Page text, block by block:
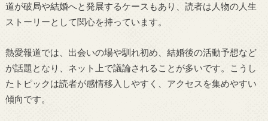
道が破局や結婚へと発展するケースもあり、読者は人物の人生
ストーリーとして関心を持っています。
熱愛報道では、出会いの場や馴れ初め、結婚後の活動予想など
が話題となり、ネット上で議論されることが多いです。こうし
たトピックは読者が感情移入しやすく、アクセスを集めやすい
傾向です。